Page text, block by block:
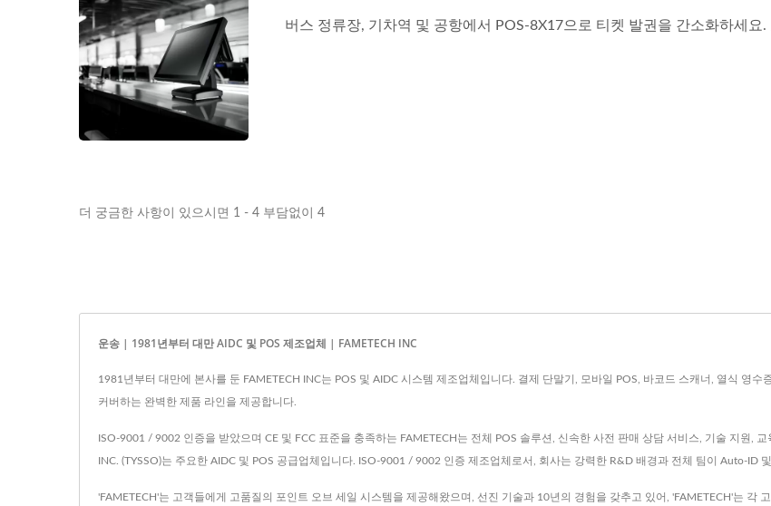
버스 정류장, 기차역 및 공항에서 POS-8X17으로 티켓 발권을 간소화하세
더 궁금한 사항이 있으시면 1 - 4 부담없이 4
운송 | 1981년부터 대만 AIDC 및 POS 제조업체 | FAMETECH INC
1981년부터 대만에 본사를 둔 FAMETECH INC는 POS 및 AIDC 시스템 제조업체입니다. 결제 단말기, 모바일 POS, 바코드 스캐너, 열식 영
커버하는 완벽한 제품 라인을 제공합니다.
ISO-9001 / 9002 인증을 받았으며 CE 및 FCC 표준을 충족하는 FAMETECH는 전체 POS 솔루션, 신속한 사전 판매 상담 서비스, 기술 지원,
INC. (TYSSO)는 주요한 AIDC 및 POS 공급업체입니다. ISO-9001 / 9002 인증 제조업체로서, 회사는 강력한 R&D 배경과 전체 팀이 Auto-ID
'FAMETECH'는 고객들에게 고품질의 포인트 오브 세일 시스템을 제공해왔으며, 선진 기술과 10년의 경험을 갖추고 있어, 'FAMETECH'는 각